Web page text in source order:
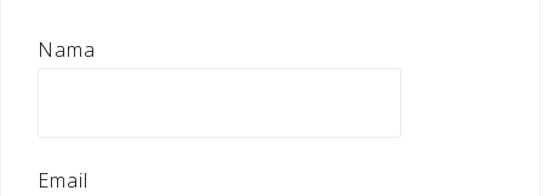
Nama
Email